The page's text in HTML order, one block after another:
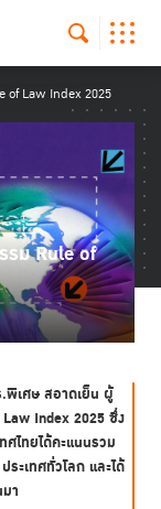
of Law Index 2025
ม Rule of
พิเศษ สอาดเย็น ผู้
Index 2025 ซึ่ง
ศไทยได้คะแนนรวม
ะเทศทั่วโลก และได้
า